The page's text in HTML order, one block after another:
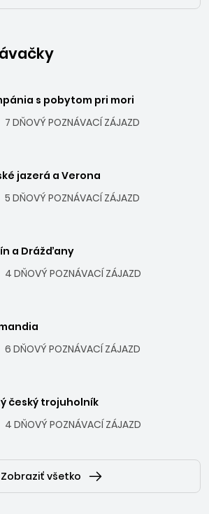
s pobytom pri mori
7 DŇOVÝ POZNÁVACÍ ZÁJAZD
jazerá a Verona
5 DŇOVÝ POZNÁVACÍ ZÁJAZD
a Drážďany
4 DŇOVÝ POZNÁVACÍ ZÁJAZD
6 DŇOVÝ POZNÁVACÍ ZÁJAZD
český trojuholník
4 DŇOVÝ POZNÁVACÍ ZÁJAZD
Zobraziť všetko